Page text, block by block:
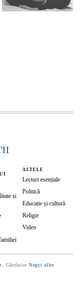
și
ALTELE
Lecturi esențiale
Politică
Educație și cultură
Religie
Video
Găzduire Nopți albe